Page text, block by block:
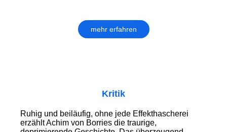
mehr erfahren
Kritik
Ruhig und beiläufig, ohne jede Effekthascherei
erzählt Achim von Borries die traurige,